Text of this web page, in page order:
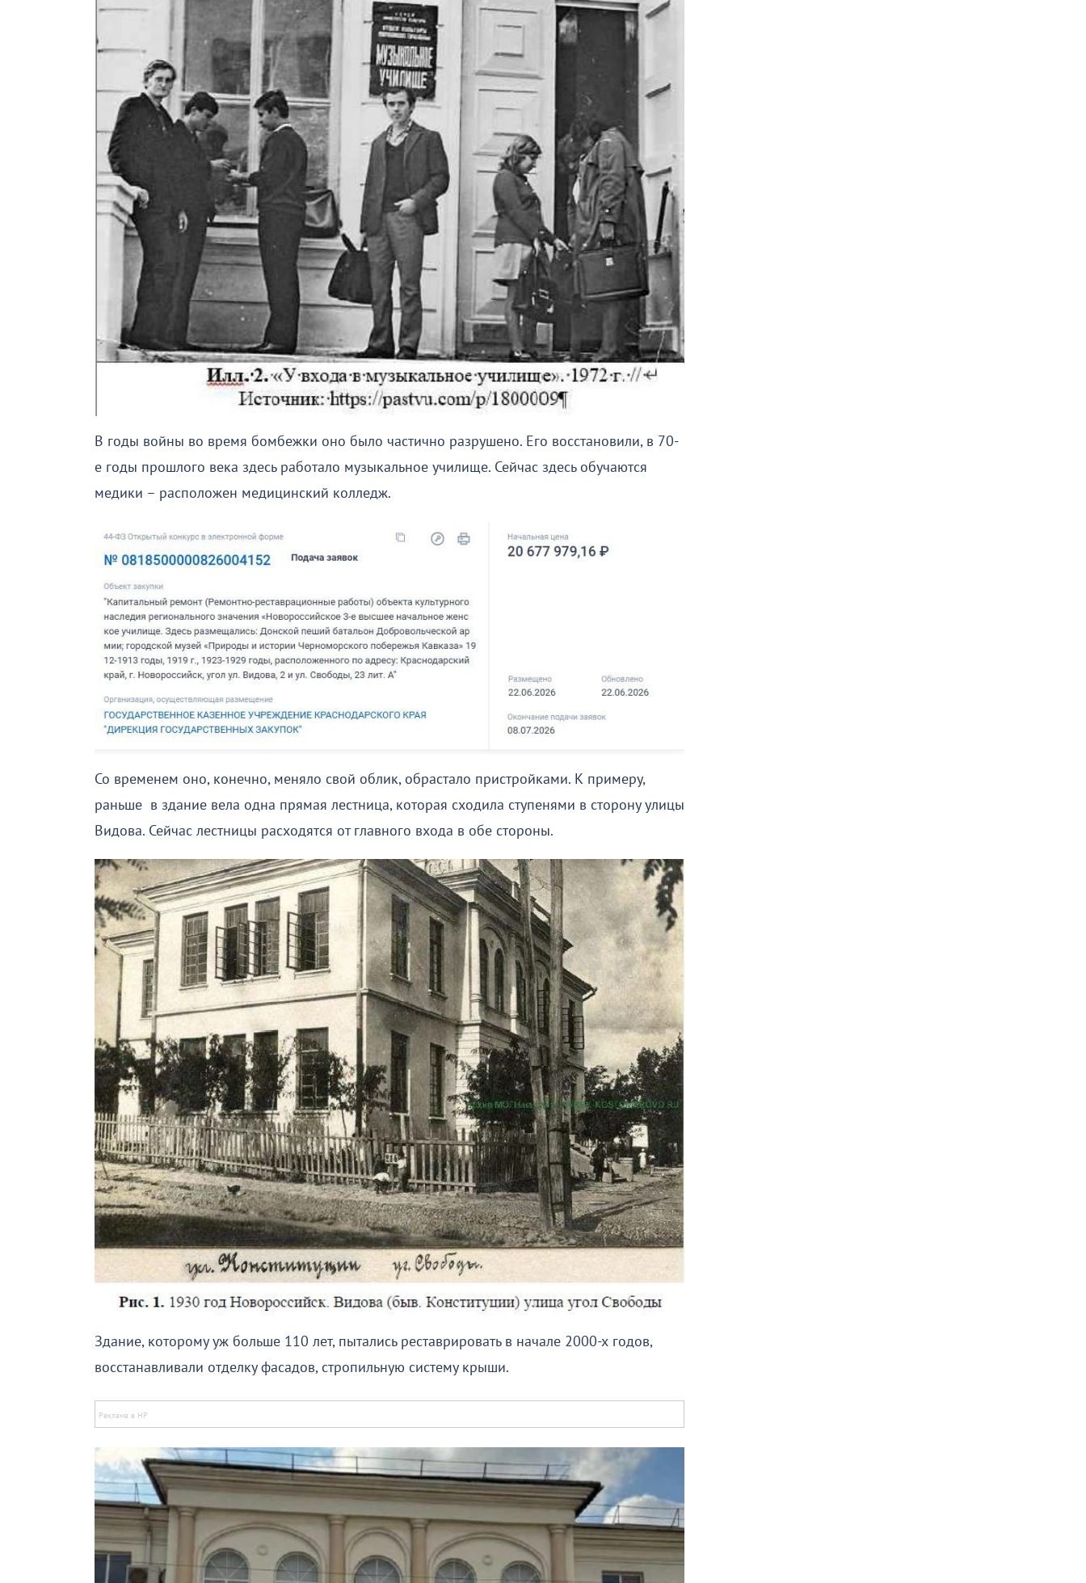
В годы войны во время бомбежки оно было частично разрушено. Его восстановили, в 70-
е годы прошлого века здесь работало музыкальное училище. Сейчас здесь обучаются
медики – расположен медицинский колледж.
Со временем оно, конечно, меняло свой облик, обрастало пристройками. К примеру,
раньше в здание вела одна прямая лестница, которая сходила ступенями в сторону улицы
Видова. Сейчас лестницы расходятся от главного входа в обе стороны.
Здание, которому уж больше 110 лет, пытались реставрировать в начале 2000-х годов,
восстанавливали отделку фасадов, стропильную систему крыши.